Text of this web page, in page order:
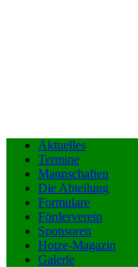
Aktuelles
Termine
Mannschaften
Die Abteilung
Formulare
Förderverein
Sponsoren
Hotze-Magazin
Galerie